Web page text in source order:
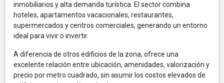
inmobiliarios y alta demanda turística. El sector combina
hoteles, apartamentos vacacionales, restaurantes,
supermercados y centros comerciales, generando un entorno
ideal para vivir o invertir.
A diferencia de otros edificios de la zona, ofrece una
excelente relación entre ubicación, amenidades, valorización y
precio por metro cuadrado, sin asumir los costos elevados de